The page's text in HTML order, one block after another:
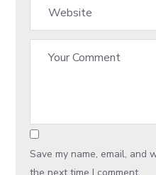
Save my name, email, and
the next time I comment.